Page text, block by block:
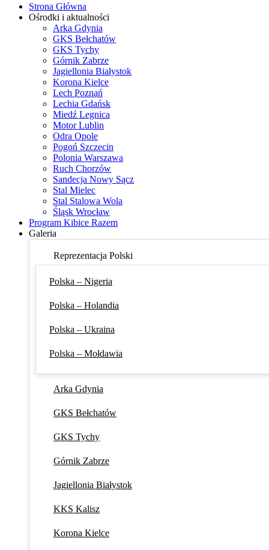
Strona Główna
Ośrodki i aktualności
Arka Gdynia
GKS Bełchatów
GKS Tychy
Górnik Zabrze
Jagiellonia Białystok
Korona Kielce
Lech Poznań
Lechia Gdańsk
Miedź Legnica
Motor Lublin
Odra Opole
Pogoń Szczecin
Polonia Warszawa
Ruch Chorzów
Sandecja Nowy Sącz
Stal Mielec
Stal Stalowa Wola
Śląsk Wrocław
Program Kibice Razem
Galeria
Reprezentacja Polski
Polska – Nigeria
Polska – Holandia
Polska – Ukraina
Polska – Mołdawia
Arka Gdynia
GKS Bełchatów
GKS Tychy
Górnik Zabrze
Jagiellonia Białystok
KKS Kalisz
Korona Kielce